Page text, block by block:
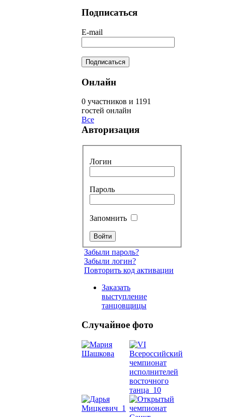
Подписаться
E-mail
Онлайн
0 участников и 1191
гостей онлайн
Все
Авторизация
Логин
Пароль
Запомнить
Забыли пароль?
Забыли логин?
Повторить код активации
Заказать
выступление
танцовщицы
Случайное фото
Танец
живота